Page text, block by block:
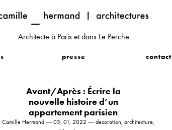
Architecte à Paris et dans Le Perche
presse contact
Avant/Après : Écrire la
nouvelle histoire d’un
appartement parisien
Camille Hermand ― 03, 01, 2022 ― decoration, architecture,